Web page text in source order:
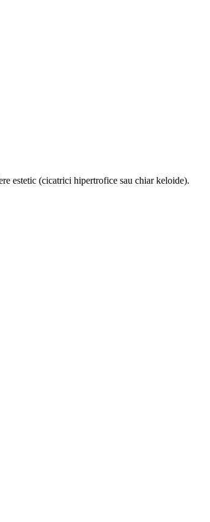
estetic (cicatrici hipertrofice sau chiar keloide).